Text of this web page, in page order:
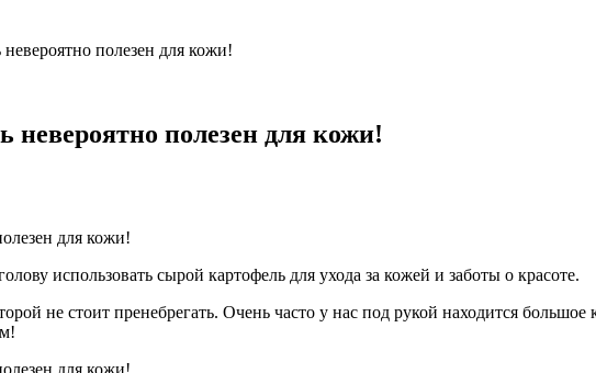
полезен для кожи!
невероятно полезен для кожи!
использовать сырой картофель для ухода за кожей и заботы о красоте.
не стоит пренебрегать. Очень часто у нас под рукой находится